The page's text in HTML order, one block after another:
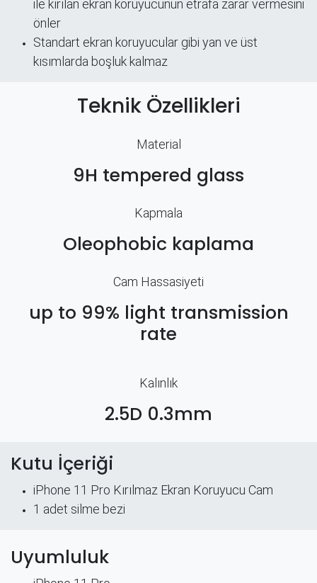
ile kırılan ekran koruyucunun etrafa zarar vermesini
önler
Standart ekran koruyucular gibi yan ve üst
kısımlarda boşluk kalmaz
Teknik Özellikleri
Material
9H tempered glass
Kapmala
Oleophobic kaplama
Cam Hassasiyeti
up to 99% light transmission
rate
Kalınlık
2.5D 0.3mm
Kutu İçeriği
iPhone 11 Pro Kırılmaz Ekran Koruyucu Cam
​1 adet silme bezi
Uyumluluk